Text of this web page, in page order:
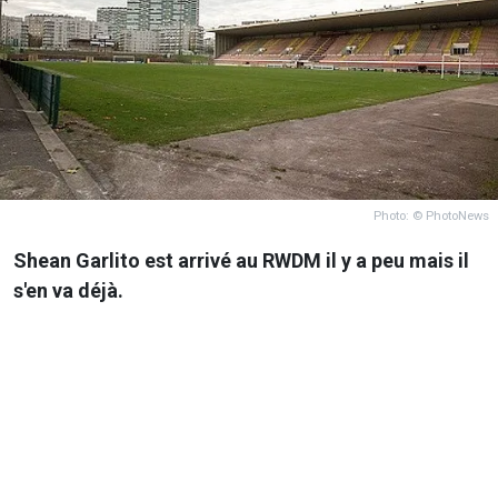
Photo: © PhotoNews
Shean Garlito est arrivé au RWDM il y a peu mais il
s'en va déjà.